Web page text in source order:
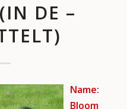
DE –
Name:
Bloom